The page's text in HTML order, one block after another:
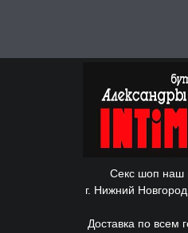
Секс шоп наш
г. Нижний
Доставка по всем